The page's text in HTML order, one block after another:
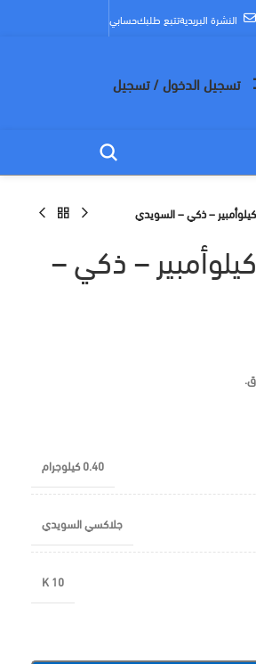
النشرة البريديةتتبع طلبكحسابي
تسجيل الدخول / تسجيل
مفتاح ثنائي 25 أمبير – 10 كيلوأمبير – ذكي –
0.40 كيلوجرام
جلاكسي السويدي
10 K